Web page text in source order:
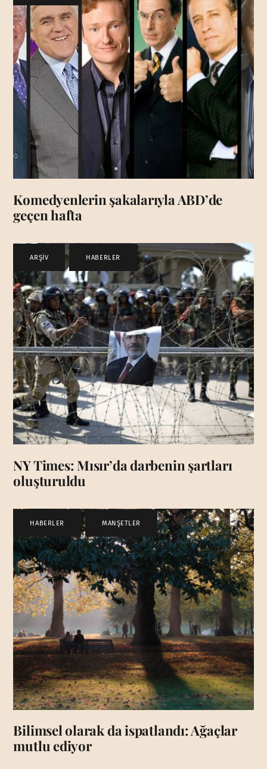
Komedyenlerin şakalarıyla ABD’de
geçen hafta
ARŞİV , HABERLER
NY Times: Mısır’da darbenin şartları
oluşturuldu
HABERLER , MANŞETLER
Bilimsel olarak da ispatlandı: Ağaçlar
mutlu ediyor